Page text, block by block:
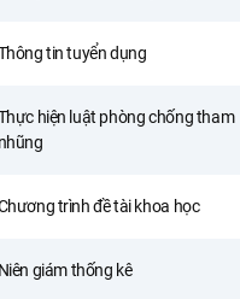
tin tuyển dụng
hiện luật phòng chống tham
nhũng
trình đề tài khoa học
giám thống kê